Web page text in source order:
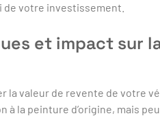
votre investissement.
et impact sur
la valeur de revente de votre
la peinture d’origine, mais